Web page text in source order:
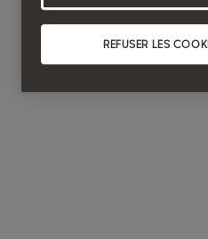
REFUSER LES